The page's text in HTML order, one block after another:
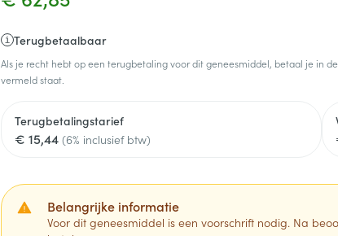
Terugbetaalbaar
Als je recht hebt op een terugbetaling voor dit geneesmiddel, betaal je in
vermeld staat.
Terugbetalingstarief
€ 15,44 (6% inclusief btw)
Belangrijke informatie
Voor dit geneesmiddel is een voorschrift nodig. Na